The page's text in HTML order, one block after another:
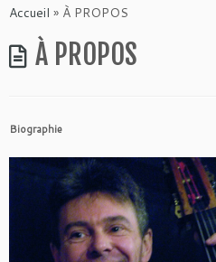
toAccueil » À PROPOS
À PROPOS
Biographie